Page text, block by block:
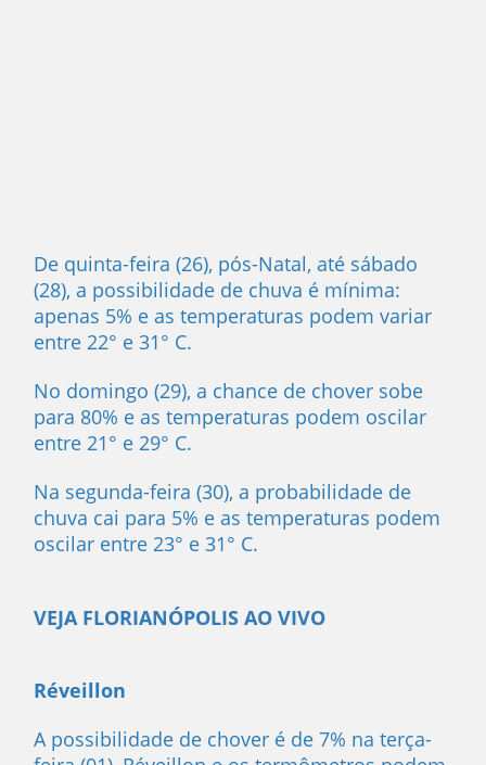
De quinta-feira (26), pós-Natal, até sábado
(28), a possibilidade de chuva é mínima:
apenas 5% e as temperaturas podem variar
entre 22° e 31° C.
No domingo (29), a chance de chover sobe
para 80% e as temperaturas podem oscilar
entre 21° e 29° C.
Na segunda-feira (30), a probabilidade de
chuva cai para 5% e as temperaturas podem
oscilar entre 23° e 31° C.
VEJA FLORIANÓPOLIS AO VIVO
Réveillon
A possibilidade de chover é de 7% na terça-